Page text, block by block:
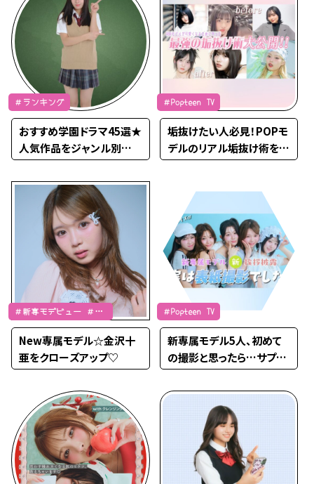
＃ランキング
おすすめ学園ドラマ45選★
人気作品をジャンル別に
紹介【2026年最新】
＃Popteen TV
垢抜けたい人必見！POPモ
デルのリアル垢抜け術を大
公開！！【PopteenTV】
＃新専モデビュー ＃金
沢十亜
New専属モデル☆金沢十
亜をクローズアップ♡
＃Popteen TV
新専属モデル5人、初めて
の撮影と思ったら…サプラ
イズ表紙撮影でした！【Pop
teenTV】